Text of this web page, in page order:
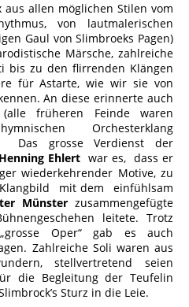
aus allen möglichen Stilen vom
von lautmalerischen
Gaul von Slimbroeks Pagen)
Märsche, zahlreiche
bis zu den flirrenden Klängen
für Astarte, wie wir sie von
An diese erinnerte auch
früheren Feinde waren
Orchesterklang
Das grosse Verdienst der
Henning Ehlert war es, dass er
wiederkehrender Motive, zu
mit dem einfühlsam
Münster zusammengefügte
leitete. Trotz
Oper“ gab es auch
Zahlreiche Soli waren aus
stellvertretend seien
die Begleitung der Teufelin
Sturz in die Leie.